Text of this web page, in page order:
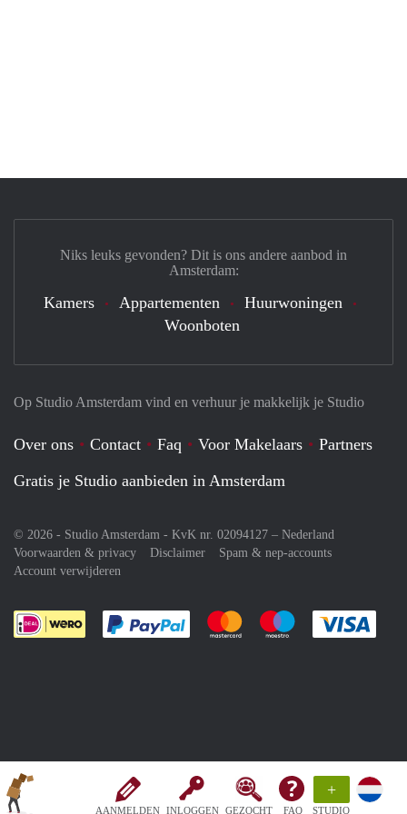
AANMELDEN INLOGGEN GEZOCHT FAQ
+
STUDIO
Op Studio Amsterdam vind en verhuur je makkelijk je Studio
Over ons Contact Faq Voor Makelaars
Partners
Gratis je Studio aanbieden in Amsterdam
© 2026 - Studio Amsterdam - KvK nr. 02094127 – Nederland
Voorwaarden & privacy
Disclaimer
Spam & nep-accounts
Account verwijderen
Je rekent gemakkelijk af met Paypal
Je rekent gemakkelijk af met
Je rekent
Niks leuks gevonden? Dit is ons andere aanbod in
Amsterdam:
Kamers Appartementen
Huurwoningen
Woonboten